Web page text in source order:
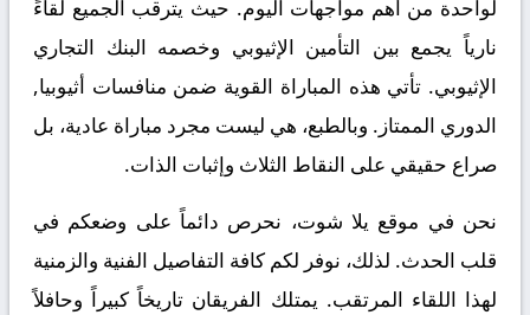
لواحدة من أهم مواجهات اليوم. حيث يترقب الجميع لقاءً
نارياً يجمع بين التأمين الإثيوبي وخصمه البنك التجاري
الإثيوبي. تأتي هذه المباراة القوية ضمن منافسات أثيوبيا,
الدوري الممتاز . وبالطبع، هي ليست مجرد مباراة عادية، بل
صراع حقيقي على النقاط الثلاث وإثبات الذات.
نحن في موقع يلا شوت، نحرص دائماً على وضعكم في
قلب الحدث. لذلك، نوفر لكم كافة التفاصيل الفنية والزمنية
لهذا اللقاء المرتقب. يمتلك الفريقان تاريخاً كبيراً وحافلاً